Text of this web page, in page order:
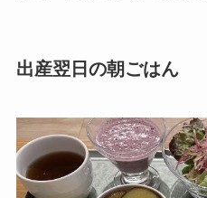
出産翌日の朝ごはん